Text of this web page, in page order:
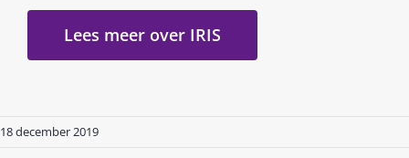
Lees meer over IRIS
18 december 2019